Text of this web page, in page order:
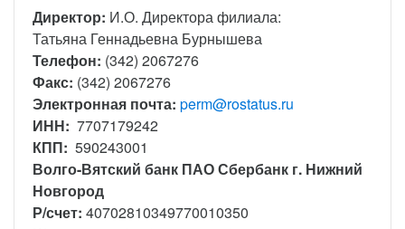
Директор: И.О. Директора филиала:
Татьяна Геннадьевна Бурнышева
Телефон: (342) 2067276
Факс: (342) 2067276
Электронная почта: perm@rostatus.ru
ИНН: 7707179242
КПП: 590243001
Волго-Вятский банк ПАО Сбербанк г. Нижний
Новгород
Р/счет: 40702810349770010350